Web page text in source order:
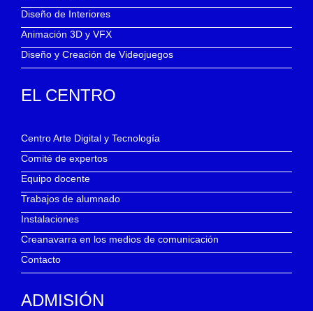
Diseño de Interiores
Animación 3D y VFX
Diseño y Creación de Videojuegos
EL CENTRO
Centro Arte Digital y Tecnología
Comité de expertos
Equipo docente
Trabajos de alumnado
Instalaciones
Creanavarra en los medios de comunicación
Contacto
ADMISIÓN